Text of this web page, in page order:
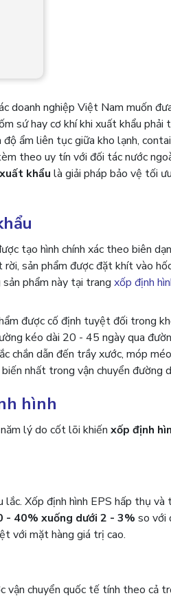
doanh nghiệp Việt Nam muốn
sứ hay cơ khí khi xuất khẩu phải
ẩm liên tục giữa kho lạnh,
theo uy tín với đối tác nước
khẩu là giải pháp bảo vệ tối
tạo hình chính xác theo biên
rời, sản phẩm được đặt khít vào
phẩm này tại trang xốp định
được cố định tuyệt đối trong
kéo dài 20 - 45 ngày qua
chắn dẫn đến trầy xước, móp
nhất trong vận chuyển đường
hình
lý do cốt lõi khiến xốp định
Xốp định hình EPS hấp thụ
- 40% xuống dưới 2 - 3% so với
với mặt hàng giá trị cao.
chuyển quốc tế tính theo cả